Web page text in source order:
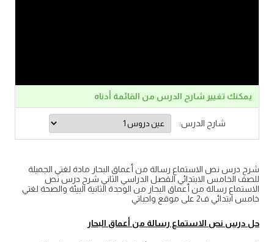
يمكنك تغيير شارح الدرس من القائمة أدناه
شارح الدرس:
شرح درس نص الاستماع رسالة من أعماق البحار مادة لغتي الجميلة
للصف الخامس الابتدائي الفصل الدراسي الثاني شرح درس نص
الاستماع رسالة من أعماق البحار من الوحدة الثانية البيئة والصحة لغتي
خامس ابتدائي ف2 على موقع واجباتي
حل درس نص الاستماع رسالة من أعماق البحار